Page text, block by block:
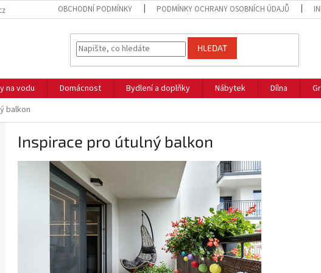
OBCHODNÍ PODMÍNKY PODMÍNKY OCHRANY OSOBNÍCH ÚDAJŮ
HLEDAT
na vodu Domácnost Bydlení a doplňky Nábytek Dílna
balkon
Inspirace pro útulný balkon